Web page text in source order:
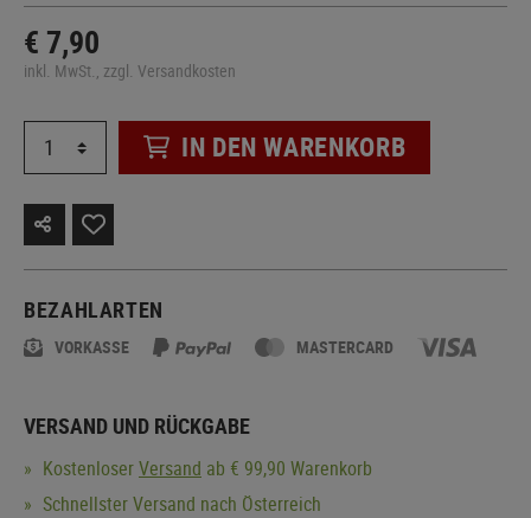
€ 7,90
inkl. MwSt., zzgl. Versandkosten
IN DEN WARENKORB
BEZAHLARTEN
VORKASSE MASTERCARD
VERSAND UND RÜCKGABE
KostenloserVersand ab € 99,90 Warenkorb
Schnellster Versand nach Österreich